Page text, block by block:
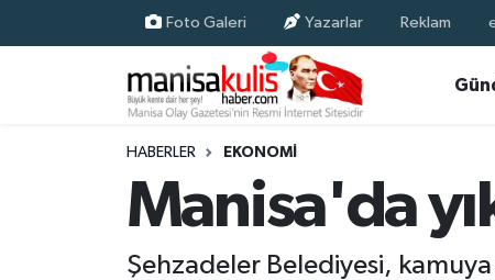
Foto Galeri Yazarlar Reklam
HABERLER EKONOMI
Manisa'da
Şehzadeler Belediyesi, kamuya
Ekonomi
Yunusemre Nöbetçi Eczaneler
Yunusemre Trafik Yoğunluk Haritası
Süper Lig Puan Durumu ve Fikstür